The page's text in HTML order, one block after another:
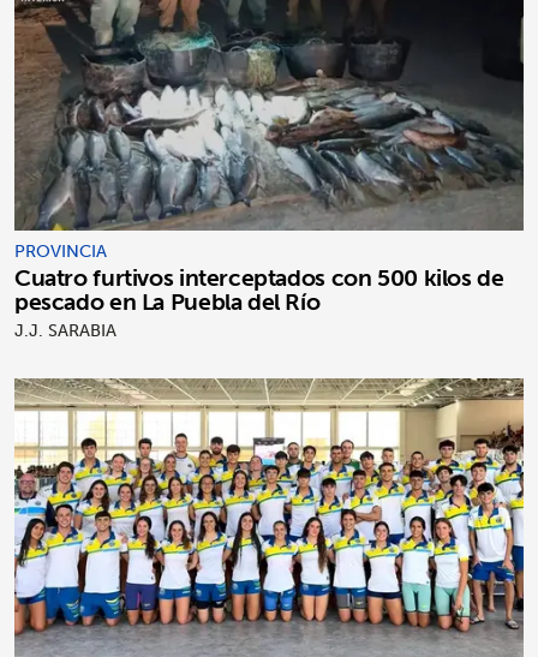
PROVINCIA
Cuatro furtivos interceptados con 500 kilos de
pescado en La Puebla del Río
J.J. SARABIA